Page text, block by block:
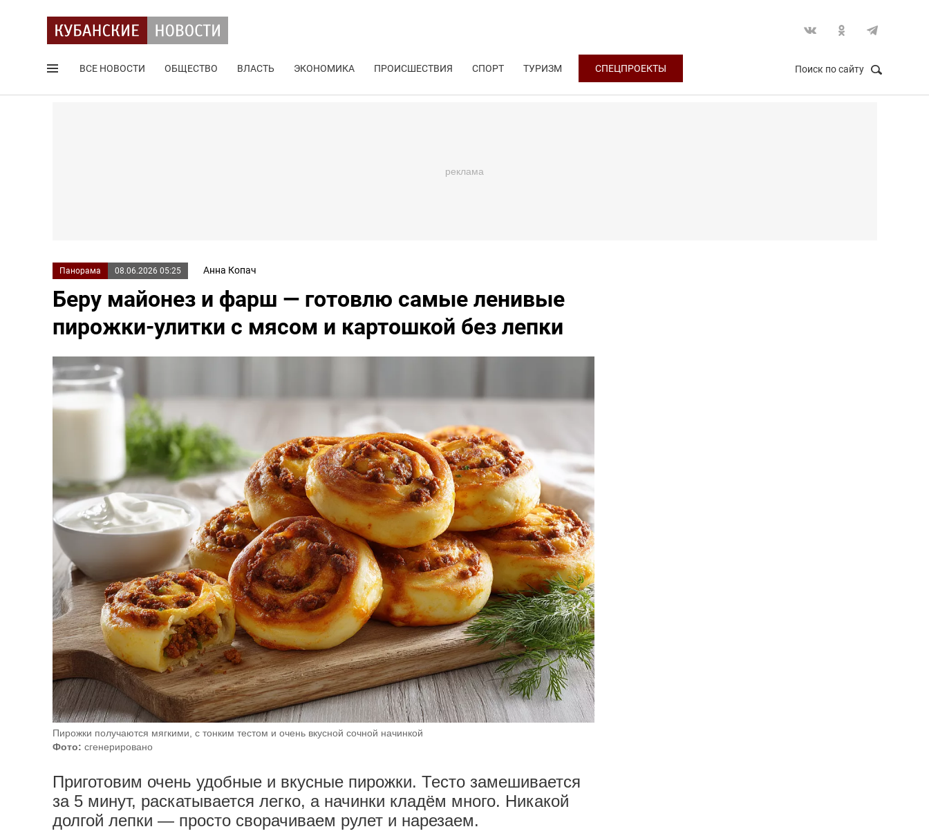
ВСЕ НОВОСТИ ОБЩЕСТВО ВЛАСТЬ ЭКОНОМИКА ПРОИСШЕСТВИЯ СПОРТ ТУРИЗМ СПЕЦПРОЕКТЫ Поиск по сайту
Панорама 08.06.2026 05:25 Анна Копач
Беру майонез и фарш — готовлю самые ленивые
пирожки-улитки с мясом и картошкой без лепки
Пирожки получаются мягкими, с тонким тестом и очень вкусной сочной начинкой
Фото: сгенерировано
Приготовим очень удобные и вкусные пирожки. Тесто замешивается
за 5 минут, раскатывается легко, а начинки кладём много. Никакой
долгой лепки — просто сворачиваем рулет и нарезаем.